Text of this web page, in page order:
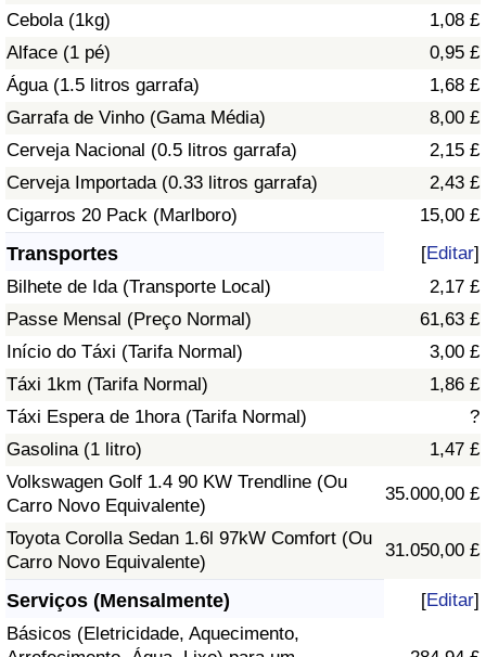
Cebola (1kg)
1,08 £
Alface (1 pé)
0,95 £
Água (1.5 litros garrafa)
1,68 £
Garrafa de Vinho (Gama Média)
8,00 £
Cerveja Nacional (0.5 litros garrafa)
2,15 £
Cerveja Importada (0.33 litros garrafa)
2,43 £
Cigarros 20 Pack (Marlboro)
15,00 £
Transportes [Editar]
Bilhete de Ida (Transporte Local)
2,17 £
Passe Mensal (Preço Normal)
61,63 £
Início do Táxi (Tarifa Normal)
3,00 £
Táxi 1km (Tarifa Normal)
1,86 £
Táxi Espera de 1hora (Tarifa Normal)
?
Gasolina (1 litro)
1,47 £
Volkswagen Golf 1.4 90 KW Trendline (Ou
Carro Novo Equivalente)
35.000,00 £
Toyota Corolla Sedan 1.6l 97kW Comfort (Ou
Carro Novo Equivalente)
31.050,00 £
Serviços (Mensalmente) [Editar]
Básicos (Eletricidade, Aquecimento,
Trânsito
Indicador de Trânsito
Indicador de Trânsito (Atual)
Indicador de Trânsito por País